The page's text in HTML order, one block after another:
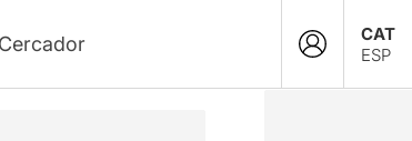
CAT
ESP